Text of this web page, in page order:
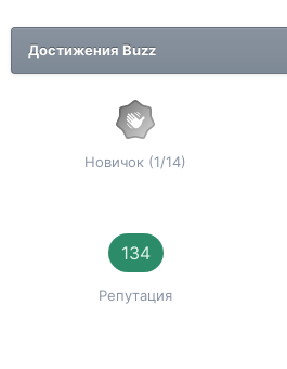
Достижения Buzz
Новичок (1/14)
134
Репутация